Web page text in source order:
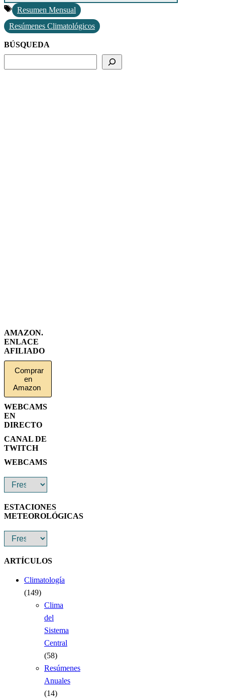
Etiquetas
Resumen Mensual
Resúmenes Climatológicos
BÚSQUEDA
AMAZON.
ENLACE
AFILIADO
Comprar
en
Amazon
WEBCAMS
EN
DIRECTO
CANAL DE
TWITCH
WEBCAMS
ESTACIONES
METEOROLÓGICAS
ARTÍCULOS
Climatología
(149)
Clima
del
Sistema
Central
(58)
Resúmenes
Anuales
(14)